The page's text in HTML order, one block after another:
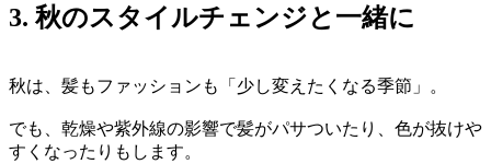
3. 秋のスタイルチェンジと一緒に
秋は、髪もファッションも「少し変えたくなる季節」。
でも、乾燥や紫外線の影響で髪がパサついたり、色が抜けや
すくなったりもします。